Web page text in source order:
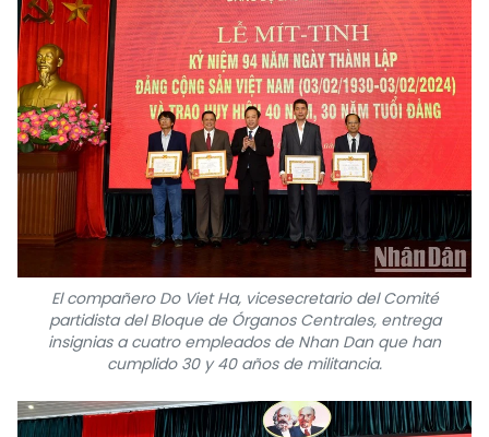
El compañero Do Viet Ha, vicesecretario del Comité
partidista del Bloque de Órganos Centrales, entrega
insignias a cuatro empleados de Nhan Dan que han
cumplido 30 y 40 años de militancia.